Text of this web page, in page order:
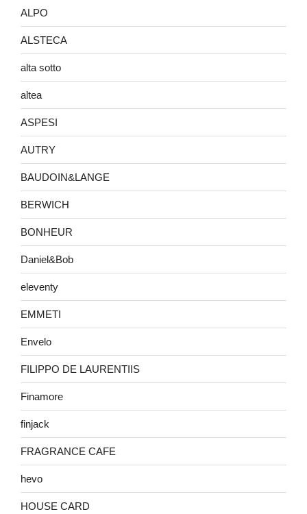
ALPO
ALSTECA
alta sotto
altea
ASPESI
AUTRY
BAUDOIN&LANGE
BERWICH
BONHEUR
Daniel&Bob
eleventy
EMMETI
Envelo
FILIPPO DE LAURENTIIS
Finamore
finjack
FRAGRANCE CAFE
hevo
HOUSE CARD